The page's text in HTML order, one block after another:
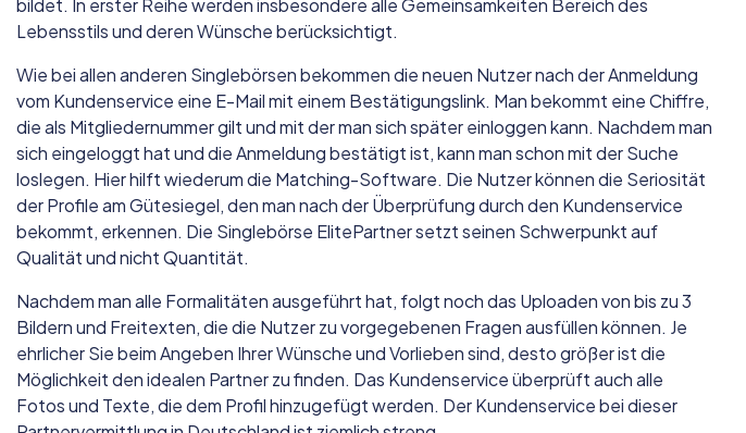
Lebensstils und deren Wünsche berücksichtigt.
Wie bei allen anderen Singlebörsen bekommen die neuen Nutzer nach der Anmeldung
vom Kundenservice eine E-Mail mit einem Bestätigungslink. Man bekommt eine Chiffre,
die als Mitgliedernummer gilt und mit der man sich später einloggen kann. Nachdem man
sich eingeloggt hat und die Anmeldung bestätigt ist, kann man schon mit der Suche
loslegen. Hier hilft wiederum die Matching-Software. Die Nutzer können die Seriosität
der Profile am Gütesiegel, den man nach der Überprüfung durch den Kundenservice
bekommt, erkennen. Die Singlebörse ElitePartner setzt seinen Schwerpunkt auf
Qualität und nicht Quantität.
Nachdem man alle Formalitäten ausgeführt hat, folgt noch das Uploaden von bis zu 3
Bildern und Freitexten, die die Nutzer zu vorgegebenen Fragen ausfüllen können. Je
ehrlicher Sie beim Angeben Ihrer Wünsche und Vorlieben sind, desto größer ist die
Möglichkeit den idealen Partner zu finden. Das Kundenservice überprüft auch alle
Fotos und Texte, die dem Profil hinzugefügt werden. Der Kundenservice bei dieser